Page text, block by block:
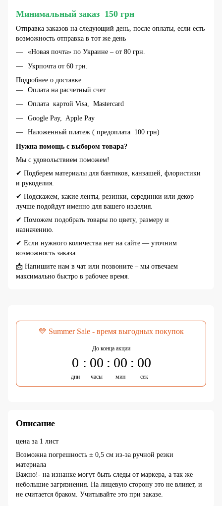
Минимальный заказ 150 грн
Отправка заказов на следующий день, после оплаты, если есть
возможность отправка в тот же день
«Новая почта» по Украине – от 80 грн.
Укрпочта от 60 грн.
Подробнее о доставке
Оплата на расчетный счет
Оплата картой Visa, Mastercard
Google Pay, Apple Pay
Наложенный платеж ( предоплата 100 грн)
Нужна помощь с выбором товара?
Мы с удовольствием поможем!
✔ Подберем материалы для бантиков, канзашей, флористики
и рукоделия.
✔ Подскажем, какие ленты, резинки, серединки или декор
лучше подойдут именно для вашего изделия.
✔ Поможем подобрать товары по цвету, размеру и
назначению.
✔ Если нужного количества нет на сайте — уточним
возможность заказа.
📩 Напишите нам в чат или позвоните – мы отвечаем
максимально быстро в рабочее время.
💛 Summer Sale - время выгодных покупок
До конца акции
0
дни
00
часы
00
мин
00
сек
Описание
цена за 1 лист
Возможна погрешность ± 0,5 см из-за ручной резки
материала
Важно!- на изнанке могут быть следы от маркера, а так же
небольшие загрязнения. На лицевую сторону это не влияет, и
не считается браком. Учитывайте это при заказе.